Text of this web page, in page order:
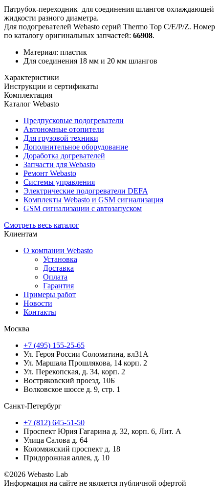
Патрубок-переходник для соединения шлангов охлаждающей
жидкости разного диаметра.
Для подогревателей Webasto серий Thermo Top C/E/P/Z. Номер
по каталогу оригинальных запчастей: 66908.
Материал: пластик
Для соединения 18 мм и 20 мм шлангов
Характеристики
Инструкции и сертификаты
Комплектация
Каталог Webasto
Предпусковые подогреватели
Автономные отопители
Для грузовой техники
Дополнительное оборудование
Доработка догревателей
Запчасти для Webasto
Ремонт Webasto
Системы управления
Электрические подогреватели DEFA
Комплекты Webasto и GSM сигнализация
GSM сигнализации с автозапуском
Смотреть весь каталог
Клиентам
О компании Webasto
Установка
Доставка
Оплата
Гарантия
Примеры работ
Новости
Контакты
Москва
+7 (495) 155-25-65
Ул. Героя России Соломатина, вл31А
Ул. Маршала Прошлякова, 14 корп. 2
Ул. Перекопская, д. 34, корп. 2
Востряковский проезд, 10Б
Волковское шоссе д. 9, стр. 1
Санкт-Петербург
+7 (812) 645-51-50
Проспект Юрия Гагарина д. 32, корп. 6, Лит. А
Улица Салова д. 64
Коломяжский проспект д. 18
Придорожная аллея, д. 10
©2026 Webasto Lab
Информация на сайте не является публичной офертой